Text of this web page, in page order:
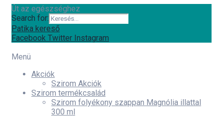
Út az egészséghez
Search for:
Patika kereső
Facebook Twitter Instagram
Menü
Akciók
Szirom Akciók
Szirom termékcsalád
Szirom folyékony szappan Magnólia illattal
300 ml